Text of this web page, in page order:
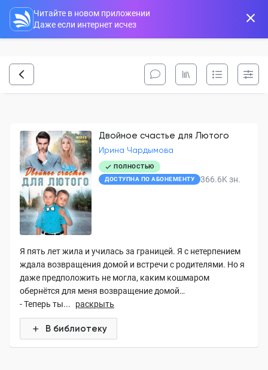
Читайте в новом приложении
Даже если интернет исчез
Двойное счастье для Лютого
Ирина Чардымова
ПОЛНОСТЬЮ
ДОСТУПНА ПО АБОНЕМЕНТУ
366.6K зн.
Я пять лет жила и училась за границей. Я с нетерпением
ждала возвращения домой и встречи с родителями. Но я
даже предположить не могла, каким кошмаром
обернётся для меня возвращение домой…
- Теперь ты...
раскрыть
В библиотеку